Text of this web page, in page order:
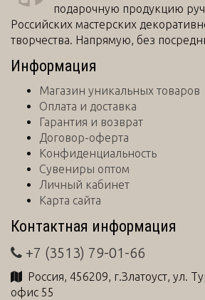
подарочную продукцию
Российских мастерских
творчества. Напрямую, без
Информация
Магазин уникальных товаров
Оплата и доставка
Гарантия и возврат
Договор-оферта
Конфиденциальность
Сувениры оптом
Личный кабинет
Карта сайта
Контактная информация
+7 (3513) 79-01-66
Россия, 456209, г.Златоуст, ул.
офис 55